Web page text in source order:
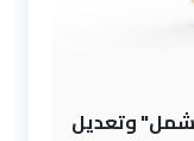
وتعديل